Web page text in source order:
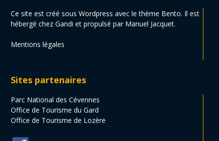
Ce site est créé sous Wordpress avec le thème Bento. Il est
hébergé chez Gandi et propulsé par Manuel Jacquet.
Mentions légales
Sites partenaires
Parc National des Cévennes
Office de Tourisme du Gard
Office de Tourisme de Lozère